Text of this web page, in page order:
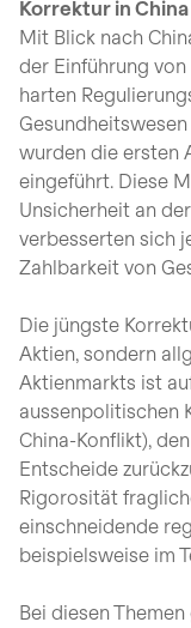
Korrektur in
Mit Blick nach
der Einführung
harten
wurden die ersten
eingeführt. Diese
Unsicherheit an
verbesserten sich
Zahlbarkeit von
Die jüngste
Aktien, sondern
Aktienmarkts ist
aussenpolitischen
China-Konflikt),
Entscheide
Rigorosität
einschneidende
beispielsweise im
Bei diesen